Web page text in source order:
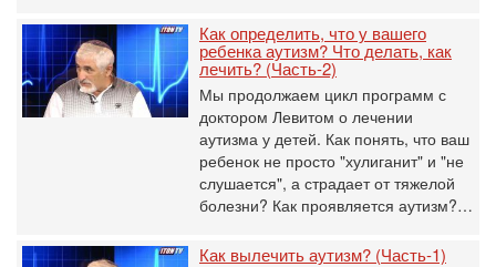
Как определить, что у вашего
ребенка аутизм? Что делать, как
лечить? (Часть-2)
Мы продолжаем цикл программ с
доктором Левитом о лечении
аутизма у детей. Как понять, что ваш
ребенок не просто "хулиганит" и "не
слушается", а страдает от тяжелой
болезни? Как проявляется аутизм?…
Как вылечить аутизм? (Часть-1)